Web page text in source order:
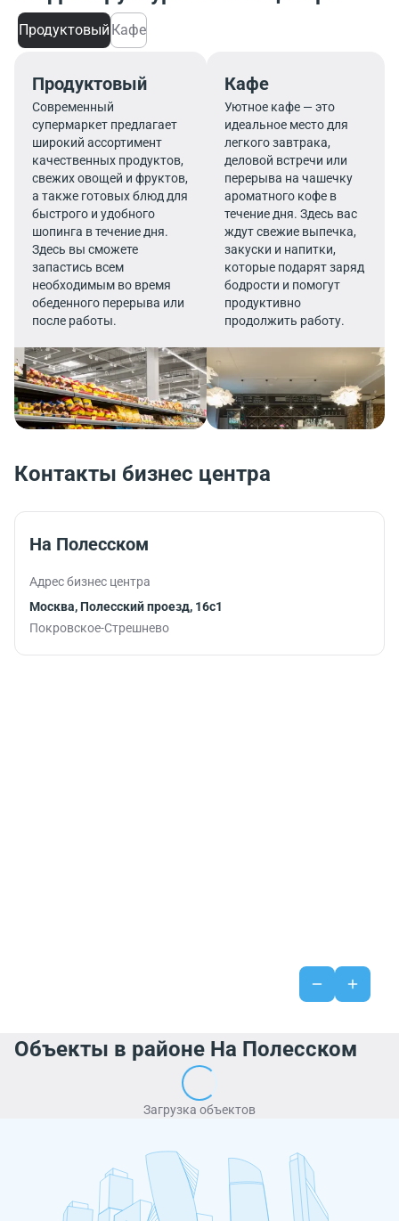
Продуктовый Кафе
Продуктовый
Современный
супермаркет предлагает
широкий ассортимент
качественных продуктов,
свежих овощей и фруктов,
а также готовых блюд для
быстрого и удобного
шопинга в течение дня.
Здесь вы сможете
запастись всем
необходимым во время
обеденного перерыва или
после работы.
Кафе
Уютное кафе — это
идеальное место для
легкого завтрака,
деловой встречи или
перерыва на чашечку
ароматного кофе в
течение дня. Здесь вас
ждут свежие выпечка,
закуски и напитки,
которые подарят заряд
бодрости и помогут
продуктивно
продолжить работу.
Контакты бизнес центра
На Полесском
Адрес бизнес центра
Москва, Полесский проезд, 16с1
Покровское-Стрешнево
Объекты в районе На Полесском
Загрузка объектов